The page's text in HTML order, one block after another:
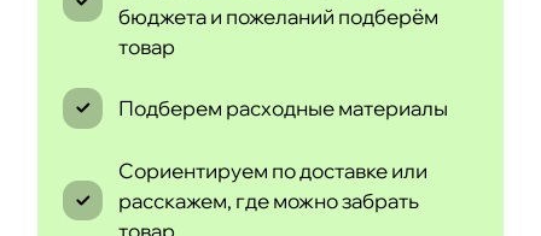
бюджета и пожеланий подберём
товар
Подберем расходные материалы
Сориентируем по доставке или
расскажем, где можно забрать
товар